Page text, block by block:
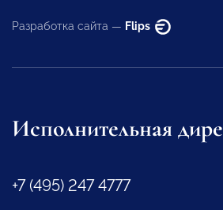
Разработка сайта — Flips
Исполнительная
+7 (495) 247 4777